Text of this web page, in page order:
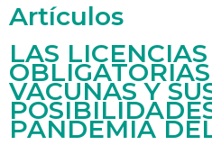
Artículos
LAS LICENCIAS
VACUNAS Y
PANDEMIA